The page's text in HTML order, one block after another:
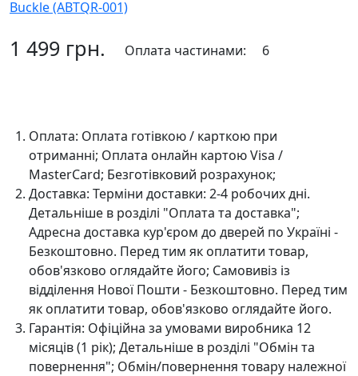
1 499 грн. Оплата частинами: 6
Оплата: Оплата готівкою / карткою при
отриманні; Оплата онлайн картою Visa /
MasterCard; Безготівковий розрахунок;
Доставка: Терміни доставки: 2-4 робочих дні.
Детальніше в розділі "Оплата та доставка";
Адресна доставка кур'єром до дверей по Україні -
Безкоштовно. Перед тим як оплатити товар,
обов'язково оглядайте його; Самовивіз із
відділення Нової Пошти - Безкоштовно. Перед тим
як оплатити товар, обов'язково оглядайте його.
Гарантія: Офіційна за умовами виробника 12
місяців (1 рік); Детальніше в розділі "Oбмін та
повернення"; Обмін/повернення товару належної